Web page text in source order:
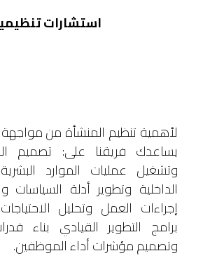
استشارات
لأهمية تنظيم المنشأة من مواجهة
يساعدك فريقنا على: تصميم
وتشغيل عمليات الموارد
الداخلية وتطوير أدلة السياسات
إجراءات العمل وتحليل الاحتياجات
برامج التطوير القيادي بناء
وتصميم مؤشرات أداء الموظفين.